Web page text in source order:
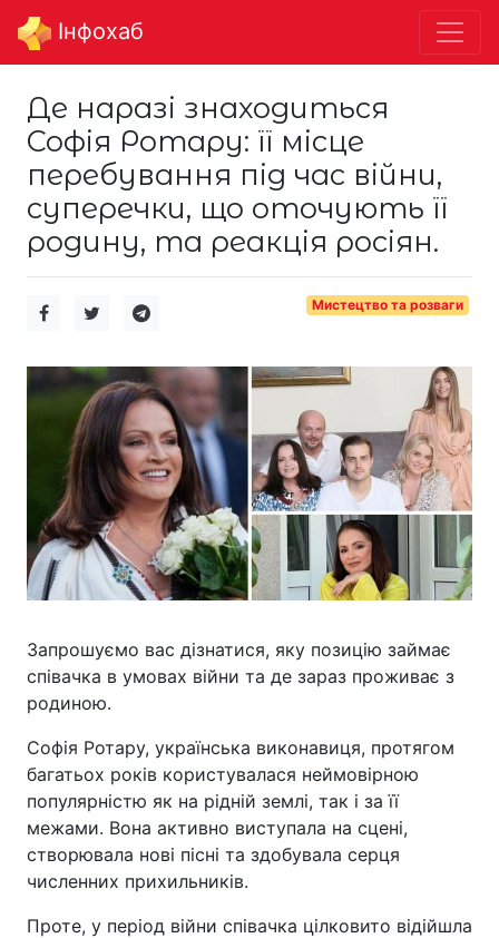
Інфохаб
Де наразі знаходиться
Софія Ротару: її місце
перебування під час війни,
суперечки, що оточують її
родину, та реакція росіян.
Мистецтво та розваги
Запрошуємо вас дізнатися, яку позицію займає
співачка в умовах війни та де зараз проживає з
родиною.
Софія Ротару, українська виконавиця, протягом
багатьох років користувалася неймовірною
популярністю як на рідній землі, так і за її
межами. Вона активно виступала на сцені,
створювала нові пісні та здобувала серця
численних прихильників.
Проте, у період війни співачка цілковито відійшла